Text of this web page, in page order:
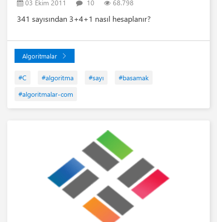
03 Ekim 2011 10 68.798
341 sayısından 3+4+1 nasıl hesaplanır?
Algoritmalar
#C #algoritma #sayı
#basamak
#algoritmalar-com